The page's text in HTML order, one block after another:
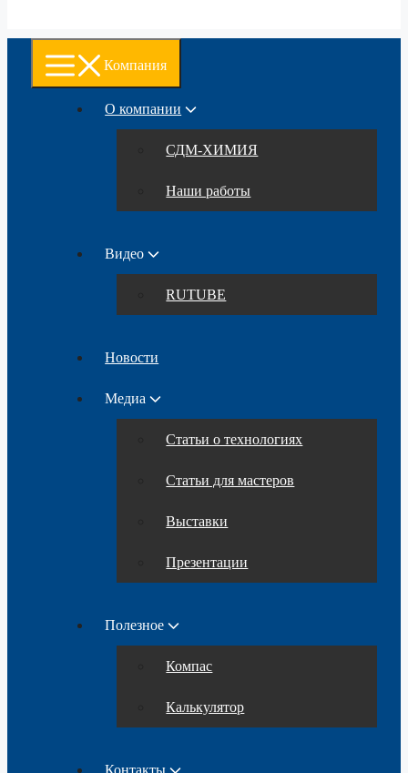
Компания
О компании
СДМ-ХИМИЯ
Наши работы
Видео
RUTUBE
Новости
Медиа
Статьи о технологиях
Статьи для мастеров
Выставки
Презентации
Полезное
Компас
Калькулятор